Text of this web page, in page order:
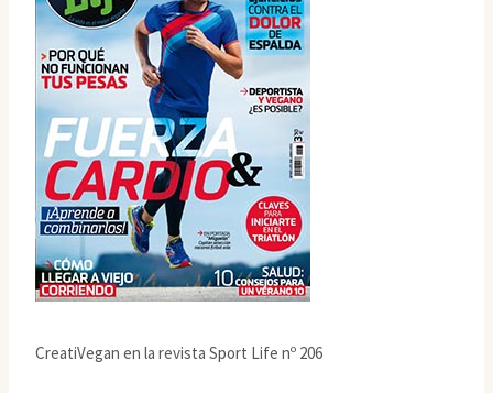
CreatiVegan en la revista Sport Life nº 206